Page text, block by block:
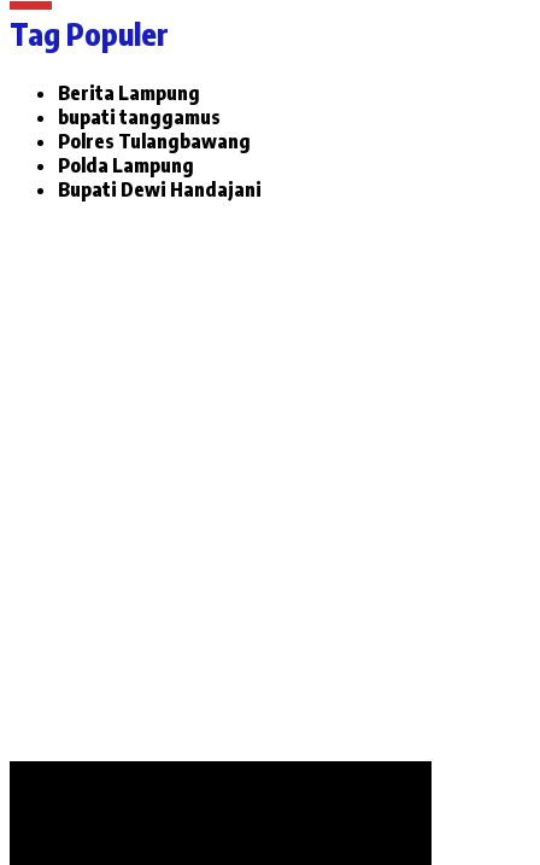
Tag Populer
Berita Lampung
bupati tanggamus
Polres Tulangbawang
Polda Lampung
Bupati Dewi Handajani